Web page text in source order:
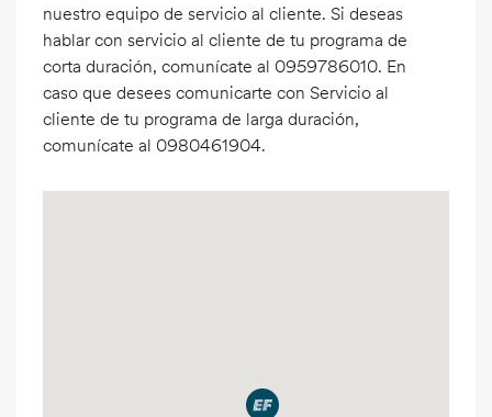
nuestro equipo de servicio al cliente. Si deseas
hablar con servicio al cliente de tu programa de
corta duración, comunícate al 0959786010. En
caso que desees comunicarte con Servicio al
cliente de tu programa de larga duración,
comunícate al 0980461904.